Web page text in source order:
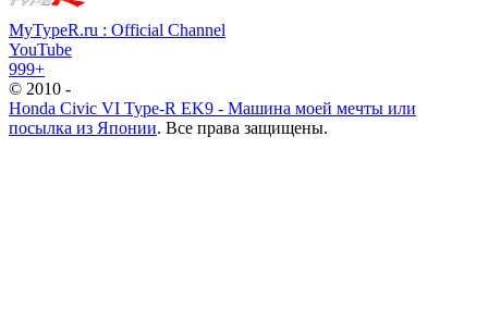
MyTypeR.ru : Official Channel
YouTube
999+
© 2010 -
Honda Civic VI Type-R EK9 - Машина моей мечты или
посылка из Японии. Все права защищены.